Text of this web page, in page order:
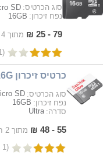
סוג הכרטיס: SD
נפח זיכרון: 16GB
79 - 25 ₪
מתוך 4 חנויות
(1 ביקורות גולשים)
כרטיס זיכרון SanDisk SDSQUNB-016G
סוג הכרטיס: SD
נפח זיכרון: 16GB
סדרה: Ultra
55 - 48 ₪
מתוך 2 חנויות
(1 ביקורות גולשים)